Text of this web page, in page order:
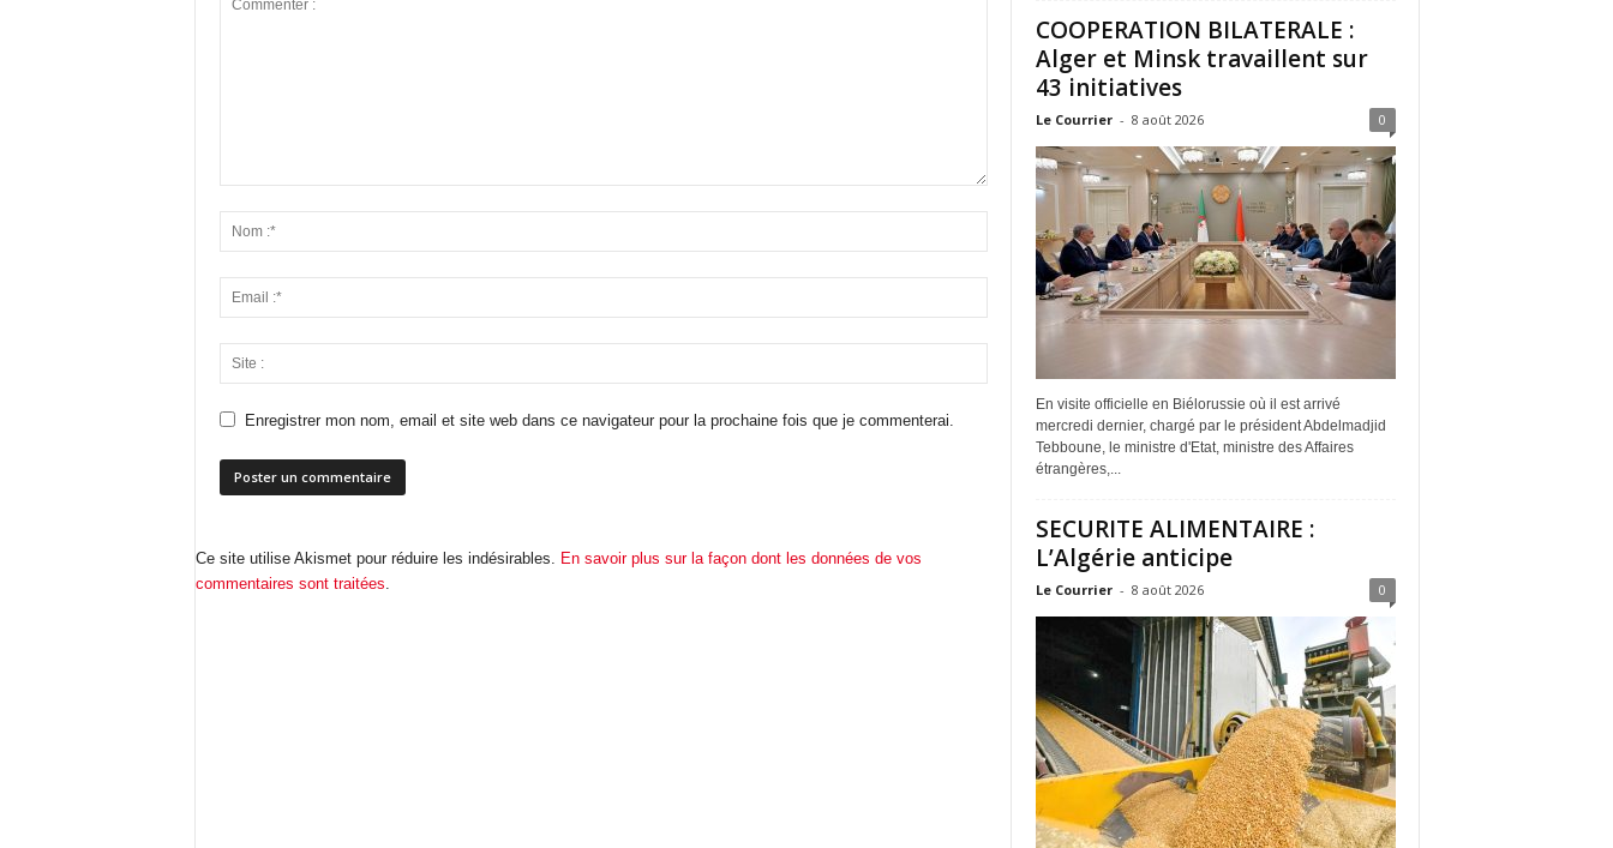
Enregistrer mon nom, email et site web dans ce navigateur pour la prochaine fois que je commenterai.
Ce site utilise Akismet pour réduire les indésirables. En savoir plus sur la façon dont les données de vos
commentaires sont traitées.
COOPERATION BILATERALE :
Alger et Minsk travaillent sur
43 initiatives
Le Courrier - 8 août 2026 0
En visite officielle en Biélorussie où il est arrivé
mercredi dernier, chargé par le président Abdelmadjid
Tebboune, le ministre d'Etat, ministre des Affaires
étrangères,...
SECURITE ALIMENTAIRE :
L’Algérie anticipe
Le Courrier - 8 août 2026 0